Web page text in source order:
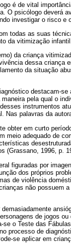
é de vital
O psicólogo deverá
investigar o risco e
todas as suas
da vitimização infantil.
da criança
dessa criança
da situação
destacam-
pela qual o
instrumentos
Nas palavras da
obter em curto
meio adequado de
(Grassano, 1996, p.
figuradas por
dos próprios
de violência
não possuem
de jogos
o Teste das
processo de
se aplicar em